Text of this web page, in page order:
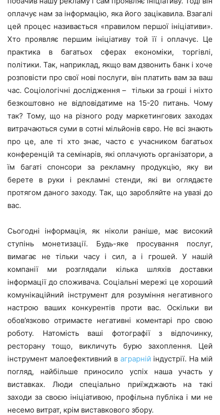
оплачує нам за інформацію, яка його зацікавила. Взагалі
цей процес називається «правилом першої ініціативи».
Хто проявляє першим ініціативу той її і оплачує. Це
практика в багатьох сферах економіки, торгівлі,
політики. Так, наприклад, якщо вам дзвонить банк і хоче
розповісти про свої нові послуги, він платить вам за ваш
час. Соціологічні дослідження – тільки за гроші і ніхто
безкоштовно не відповідатиме на 15-20 питань. Чому
так? Тому, що на різного роду маркетингових заходах
витрачаються суми в сотні мільйонів євро. Не всі знають
про це, але ті хто знає, часто є учасником багатьох
конференцій та семінарів, які оплачують організатори, а
їм багаті спонсори за рекламну продукцію, яку ви
берете в руки і рекламні стенди, які ви оглядаєте
протягом даного заходу. Так, що заробляйте на увазі до
вас.
Сьогодні інформація, як ніколи раніше, має високий
ступінь монетизації. Будь-яке просування послуг,
вимагає не тільки часу і сил, а і грошей. У нашій
компанії ми розглядали кілька шляхів доставки
інформації до споживача. Соціальні мережі це хороший
комунікаційний інструмент для розуміння негативного
настрою ваших конкурентів проти вас. Оскільки ви
обов’язково отримаєте негативні коментарі про свою
роботу. Натомість ваші фотографії з відпочинку,
ресторану тощо, викличуть бурю захоплення. Цей
інструмент малоефективний в аграрній індустрії. На мій
погляд, найбільше приносило успіх наша участь у
виставках. Люди спеціально приїжджають на такі
заходи за своєю ініціативою, профільна публіка і ми не
несемо витрат, крім виставкового збору.